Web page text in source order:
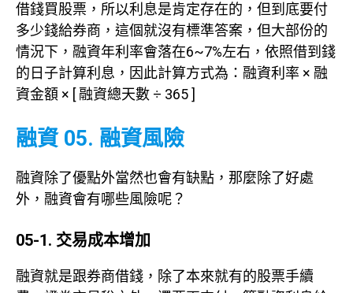
借錢買股票，所以利息是肯定存在的，但到底要付
多少錢給券商，這個就沒有標準答案，但大部份的
情況下，融資年利率會落在6~7%左右，依照借到錢
的日子計算利息，因此計算方式為：融資利率 × 融
資金額 × [ 融資總天數 ÷ 365 ]
融資 05. 融資風險
融資除了優點外當然也會有缺點，那麼除了好處
外，融資會有哪些風險呢？
05-1. 交易成本增加
融資就是跟券商借錢，除了本來就有的股票手續